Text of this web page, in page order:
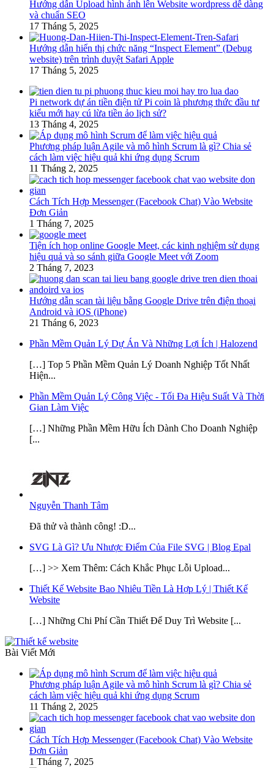
Hướng dẫn Upload hình ảnh lên Website wordpress dễ dàng
và chuẩn SEO
17 Tháng 5, 2025
Hướng dẫn hiển thị chức năng “Inspect Element” (Debug
website) trên trình duyệt Safari Apple
17 Tháng 5, 2025
Pi network dự án tiền điện tử Pi coin là phương thức đầu tư
kiểu mới hay cú lừa tiền ảo lịch sử?
13 Tháng 4, 2025
Phương pháp luận Agile và mô hình Scrum là gì? Chia sẻ
cách làm việc hiệu quả khi ứng dụng Scrum
11 Tháng 2, 2025
Cách Tích Hợp Messenger (Facebook Chat) Vào Website
Đơn Giản
1 Tháng 7, 2025
Tiện ích họp online Google Meet, các kinh nghiệm sử dụng
hiệu quả và so sánh giữa Google Meet với Zoom
2 Tháng 7, 2023
Hướng dẫn scan tài liệu bằng Google Drive trên điện thoại
Android và iOS (iPhone)
21 Tháng 6, 2023
Phần Mềm Quản Lý Dự Án Và Những Lợi Ích | Halozend
[…] Top 5 Phần Mềm Quản Lý Doanh Nghiệp Tốt Nhất
Hiện...
Phần Mềm Quản Lý Công Việc - Tối Đa Hiệu Suất Và Thời
Gian Làm Việc
[…] Những Phần Mềm Hữu Ích Dành Cho Doanh Nghiệp
[...
Nguyễn Thanh Tâm
Đã thử và thành công! :D...
SVG Là Gì? Ưu Nhược Điểm Của File SVG | Blog Epal
[…] >> Xem Thêm: Cách Khắc Phục Lỗi Upload...
Thiết Kế Website Bao Nhiêu Tiền Là Hợp Lý | Thiết Kế
Website
[…] Những Chi Phí Cần Thiết Để Duy Trì Website [...
Bài Viết Mới
Phương pháp luận Agile và mô hình Scrum là gì? Chia sẻ
cách làm việc hiệu quả khi ứng dụng Scrum
11 Tháng 2, 2025
Cách Tích Hợp Messenger (Facebook Chat) Vào Website
Đơn Giản
1 Tháng 7, 2025